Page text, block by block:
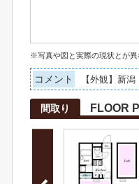
※写真や図と実際の現状とが異
コメント 【外観】
間取り FLOOR